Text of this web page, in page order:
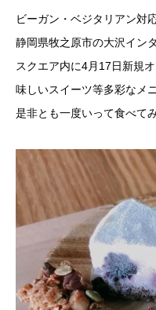
ビーガン・ベジタリアン対
静岡県牧之原市の大沢イン
スクエア内に4月17日新規
味しいスイーツ等多彩なメ
是非とも一度いって食べて